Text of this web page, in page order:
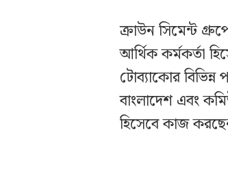
ক্রাউন সিমেন্ট
আর্থিক কর্মকর্তা
টোব্যাকোর
বাংলাদেশ এবং
হিসেবে কাজ